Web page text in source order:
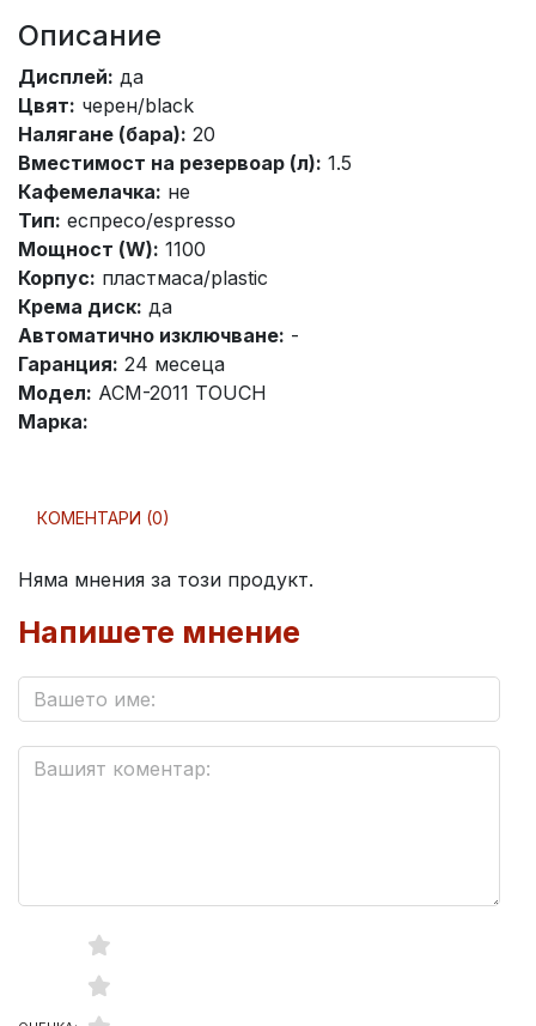
Описание
Дисплей: да
Цвят: черен/black
Налягане (бара): 20
Вместимост на резервоар (л): 1.5
Кафемелачка: не
Тип: еспресо/espresso
Мощност (W): 1100
Корпус: пластмаса/plastic
Крема диск: да
Автоматично изключване: -
Гаранция: 24 месеца
Модел: ACM-2011 TOUCH
Марка:
КОМЕНТАРИ (0)
Няма мнения за този продукт.
Напишете мнение